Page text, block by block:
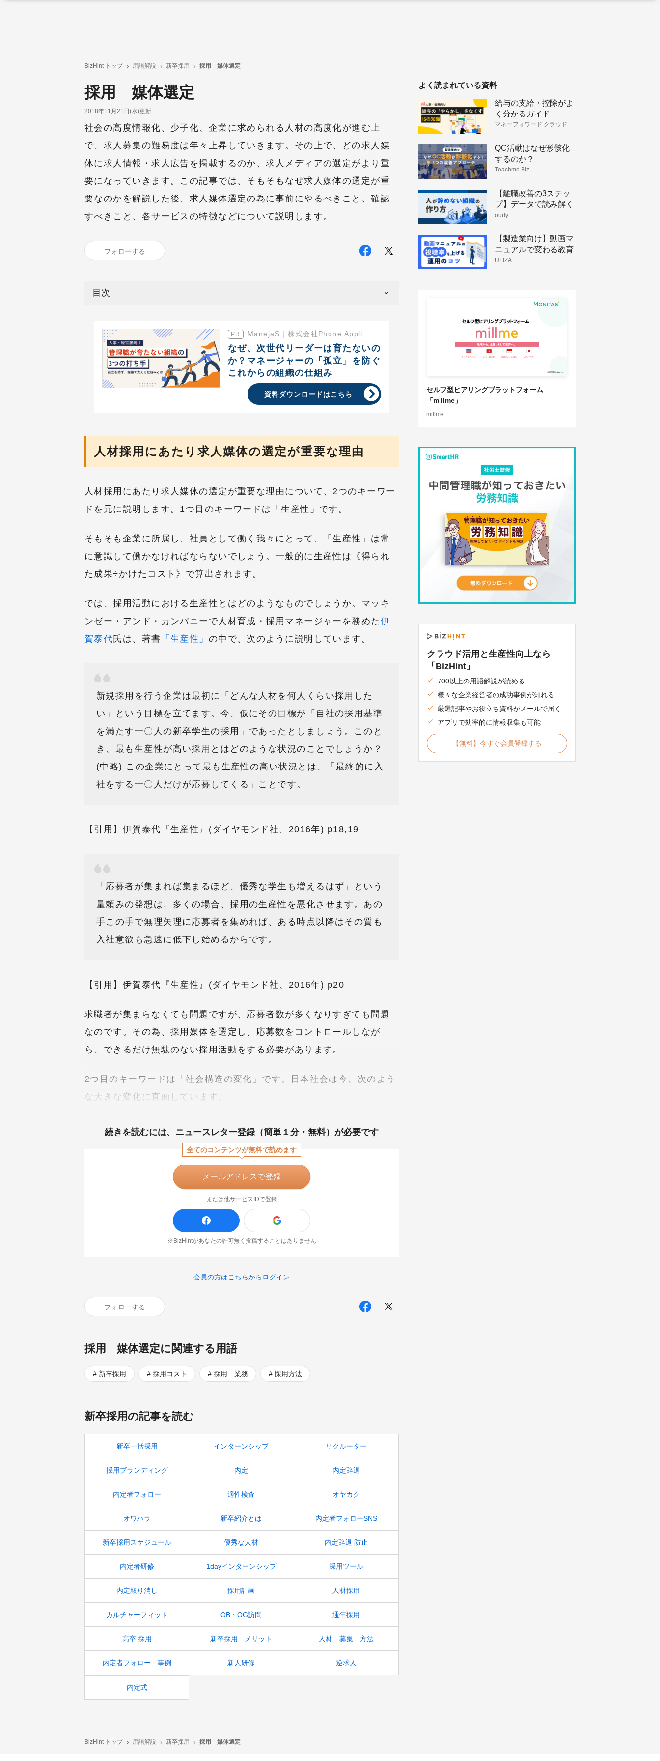
BizHint トップ 用語解説 新卒採用 採用 媒体選定
採用 媒体選定
2018年11月21日(水)更新
社会の高度情報化、少子化、企業に求められる人材の高度化が進む上
で、求人募集の難易度は年々上昇していきます。その上で、どの求人媒
体に求人情報・求人広告を掲載するのか、求人メディアの選定がより重
要になっていきます。この記事では、そもそもなぜ求人媒体の選定が重
要なのかを解説した後、求人媒体選定の為に事前にやるべきこと、確認
すべきこと、各サービスの特徴などについて説明します。
フォローする
目次
ManejaS | 株式会社Phone Appli
なぜ、次世代リーダーは育たないの
か？マネージャーの「孤立」を防ぐ
これからの組織の仕組み
資料ダウンロードはこちら
人材採用にあたり求人媒体の選定が重要な理由
人材採用にあたり求人媒体の選定が重要な理由について、2つのキーワー
ドを元に説明します。1つ目のキーワードは「生産性」です。
そもそも企業に所属し、社員として働く我々にとって、「生産性」は常
に意識して働かなければならないでしょう。一般的に生産性は《得られ
た成果÷かけたコスト》で算出されます。
では、採用活動における生産性とはどのようなものでしょうか。マッキ
ンゼー・アンド・カンパニーで人材育成・採用マネージャーを務めた 伊
賀泰代 氏は、著書 「生産性」 の中で、次のように説明しています。
新規採用を行う企業は最初に「どんな人材を何人くらい採用した
い」という目標を立てます。今、仮にその目標が「自社の採用基準
を満たす一〇人の新卒学生の採用」であったとしましょう。このと
き、最も生産性が高い採用とはどのような状況のことでしょうか？
(中略) この企業にとって最も生産性の高い状況とは、「最終的に入
社をする一〇人だけが応募してくる」ことです。
【引用】伊賀泰代『生産性』(ダイヤモンド社、2016年) p18,19
「応募者が集まれば集まるほど、優秀な学生も増えるはず」という
量頼みの発想は、多くの場合、採用の生産性を悪化させます。あの
手この手で無理矢理に応募者を集めれば、ある時点以降はその質も
入社意欲も急速に低下し始めるからです。
【引用】伊賀泰代『生産性』(ダイヤモンド社、2016年) p20
求職者が集まらなくても問題ですが、応募者数が多くなりすぎても問題
なのです。その為、採用媒体を選定し、応募数をコントロールしなが
ら、できるだけ無駄のない採用活動をする必要があります。
2つ目のキーワードは「社会構造の変化」です。日本社会は今、次のよう
な大きな変化に直面しています。
続きを読むには、 ニュースレター登録（簡単１分・無料）が必要です
全てのコンテンツが無料で読めます
メールアドレスで登録
または他サービスIDで登録
※BizHintがあなたの許可無く投稿することはありません
会員の方はこちらからログイン
フォローする
採用 媒体選定に関連する用語
新卒採用 採用コスト 採用 業務 採用方法
新卒採用の記事を読む
新卒一括採用 インターンシップ リクルーター
採用ブランディング 内定 内定辞退
内定者フォロー 適性検査 オヤカク
オワハラ 新卒紹介とは 内定者フォローSNS
新卒採用スケジュール 優秀な人材 内定辞退 防止
内定者研修 1dayインターンシップ 採用ツール
内定取り消し 採用計画 人材採用
カルチャーフィット OB・OG訪問 通年採用
高卒 採用 新卒採用 メリット 人材 募集 方法
内定者フォロー 事例 新人研修 逆求人
内定式
よく読まれている資料
給与の支給・控除がよ
く分かるガイド
マネーフォワード クラウド
QC活動はなぜ形骸化
するのか？
Teachme Biz
【離職改善の3ステッ
プ】データで読み解く
人が辞めない組織のつ
ourly
【製造業向け】動画マ
ニュアルで変わる教育
体制と技術伝承
ULIZA
セルフ型ヒアリングプラットフォーム
「millme」
millme
クラウド活用と生産性向上なら
「BizHint」
700以上の用語解説が読める
様々な企業経営者の成功事例が知れる
厳選記事やお役立ち資料がメールで届く
アプリで効率的に情報収集も可能
【無料】今すぐ会員登録する
BizHint トップ 用語解説 新卒採用 採用 媒体選定